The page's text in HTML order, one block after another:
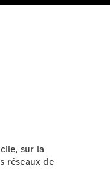
sur la
réseaux de